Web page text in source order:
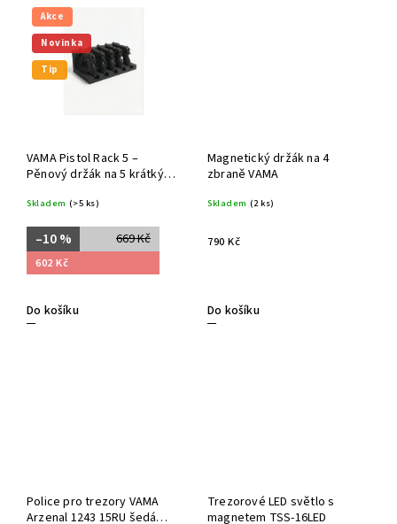
Akce
Novinka
Tip
VAMA Pistol Rack 5 –
Pěnový držák na 5 krátkých
Skladem (>5 ks)
669 Kč
–10 %
602 Kč
Do košíku
Magnetický držák na 4
zbraně VAMA
Skladem (2 ks)
790 Kč
Do košíku
Police pro trezory VAMA
Arzenal 1243 15RU šedá
Trezorové LED světlo s
magnetem TSS-16LED